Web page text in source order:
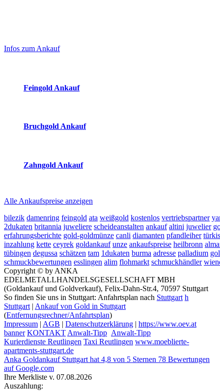
Sidebar
Infos zum Ankauf
Feingold Ankauf
Bruchgold Ankauf
Zahngold Ankauf
Alle Ankaufspreise anzeigen
bilezik damenring feingold ata weißgold kostenlos vertriebspartner
2dukaten britannia juweliere scheideanstalten ankauf altini juwelier
erfahrungsberichte gold-goldmünze canli diamanten pfandleiher
inzahlung kette ceyrek goldankauf unze ankaufspreise heilbronn
tübingen degussa schätzen tam 1dukaten burma adresse palladium
schmuckbewertungen esslingen alim flohmarkt schmuckhändler
Copyright © by ANKA
EDELMETALLHANDELSGESELLSCHAFT MBH
(Goldankauf und Goldverkauf), Felix-Dahn-Str.4, 70597 Stuttgart
So finden Sie uns in Stuttgart: Anfahrtsplan nach Stuttgart h
Stuttgart | Ankauf von Gold in Stuttgart
(Entfernungsrechner/Anfahrtsplan)
Impressum | AGB | Datenschutzerklärung | https://www.oev.at
banner KONTAKT Anwalt-Tipp Anwalt-Tipp
Kurierdienste Reutlingen Taxi Reutlingen www.moeblierte-
apartments-stuttgart.de
Anka Goldankauf Stuttgart hat 4,8 von 5 Sternen 78 Bewertungen
auf Google.com
Ihre Merkliste v. 07.08.2026
Auszahlung: